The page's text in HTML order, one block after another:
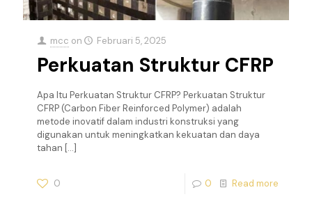
mcc on Februari 5, 2025
Perkuatan Struktur CFRP
Apa Itu Perkuatan Struktur CFRP? Perkuatan Struktur
CFRP (Carbon Fiber Reinforced Polymer) adalah
metode inovatif dalam industri konstruksi yang
digunakan untuk meningkatkan kekuatan dan daya
tahan […]
0 0 Read more